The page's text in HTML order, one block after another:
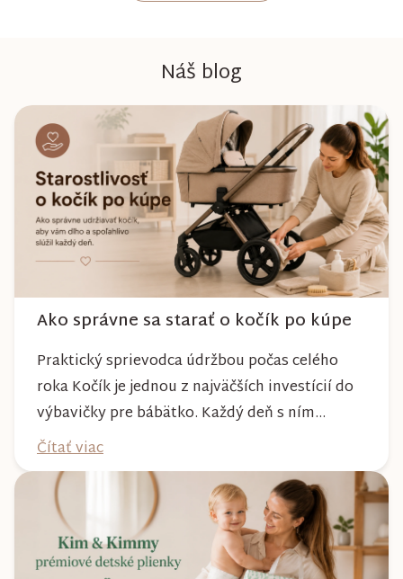
Náš blog
Ako správne sa starať o kočík po kúpe
Praktický sprievodca údržbou počas celého
roka Kočík je jednou z najväčších investícií do
výbavičky pre bábätko. Každý deň s ním
absolvujete prechádzky po meste, v parkoch,
na lesných chodníkoch aj počas nepriaznivého
počasia. Pravidelnou starostlivosťou si však
môžete byť istí, že vám bude spoľahlivo slúžiť
dlhé roky a zachová si svoj krásny vzhľ...
Čítať viac